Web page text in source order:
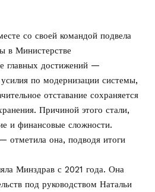
со своей командой подвела
в Министерстве
главных достижений —
по модернизации системы,
отставание сохраняется
Причиной этого стали,
и финансовые сложности.
она, подводя итоги
Минздрав с 2021 года. Она
под руководством Натальи